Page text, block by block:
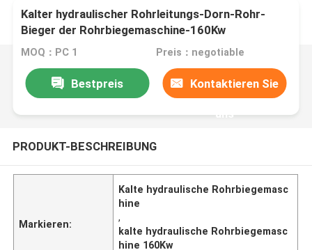
Kalter hydraulischer Rohrleitungs-Dorn-Rohr-
Bieger der Rohrbiegemaschine-160Kw
MOQ：PC 1 Preis：negotiable
Bestpreis Kontaktieren Sie
uns
PRODUKT-BESCHREIBUNG
Markieren:
Kalte hydraulische Rohrbiegemasc
hine
,
kalte hydraulische Rohrbiegemasc
hine 160Kw